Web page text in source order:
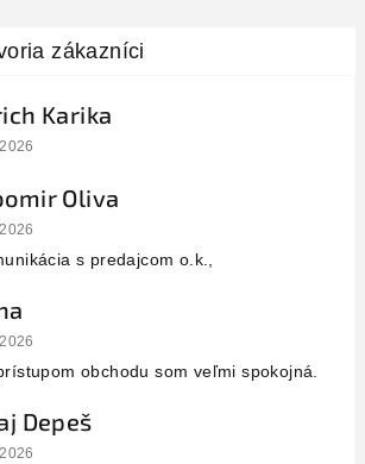
Karika
obchodu je 5 z 5 hviezdičiek.
Oliva
obchodu je 5 z 5 hviezdičiek.
s predajcom o.k.,
obchodu je 5 z 5 hviezdičiek.
obchodu som veľmi spokojná.
Depeš
obchodu je 5 z 5 hviezdičiek.